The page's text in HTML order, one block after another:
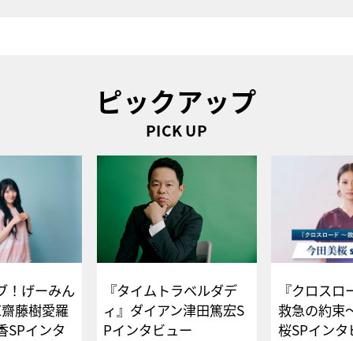
ピックアップ
PICK UP
！げーみん
藤樹愛羅
SPインタ
『タイムトラベルダデ
ィ』ダイアン津田篤宏S
Pインタビュー
『クロス
救急の約束
桜SPイ